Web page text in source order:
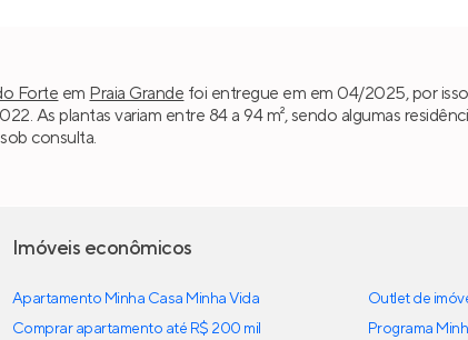
Forte em Praia Grande foi entregue em em 04/2025, por
As plantas variam entre 84 a 94 m², sendo algumas
consulta.
Imóveis econômicos
Apartamento Minha Casa Minha Vida
Comprar apartamento até R$ 200 mil
Outlet de
Programa